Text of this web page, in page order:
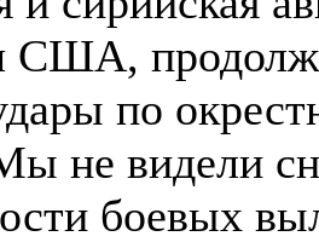
США,
по
не видели
боевых